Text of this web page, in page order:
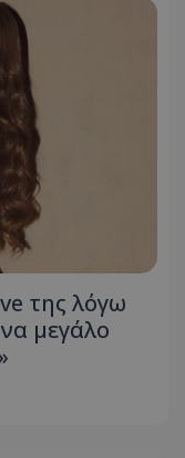
της λόγω
μεγάλο